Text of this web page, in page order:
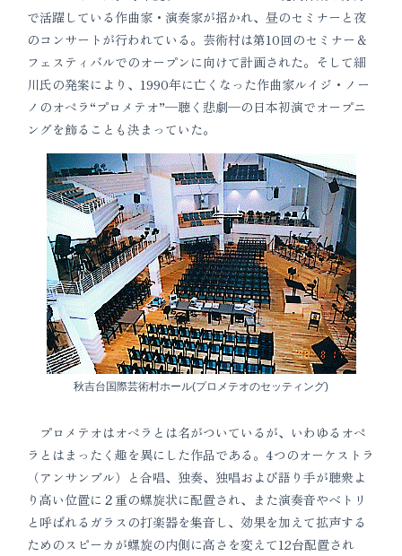
で活躍している作曲家・演奏家が招かれ、昼のセミナーと夜
のコンサートが行われている。芸術村は第10回のセミナー＆
フェスティバルでのオープンに向けて計画された。そして細
川氏の発案により、1990年に亡くなった作曲家ルイジ・ノー
ノのオペラ“プロメテオ”─聴く悲劇─の日本初演でオープニ
ングを飾ることも決まっていた。
秋吉台国際芸術村ホール(プロメテオのセッティング)
プロメテオはオペラとは名がついているが、いわゆるオペ
ラとはまったく趣を異にした作品である。4つのオーケストラ
（アンサンブル）と合唱、独奏、独唱および語り手が聴衆よ
り高い位置に２重の螺旋状に配置され、また演奏音やベトリ
と呼ばれるガラスの打楽器を集音し、効果を加えて拡声する
ためのスピーカが螺旋の内側に高さを変えて12台配置され